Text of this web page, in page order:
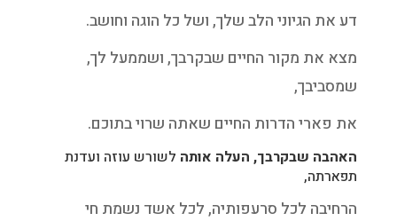
דע את הגיוני הלב שלך, ושל כל הוגה וחושב.
מצא את מקור החיים שבקרבך, ושממעל לך,
שמסביבך,
את פארי הדרות החיים שאתה שרוי בתוכם.
האהבה שבקרבך, העלה אותה לשורש עוזה ועדנת
תפארתה,
הרחיבה לכל סרעפותיה, לכל אשד נשמת חי